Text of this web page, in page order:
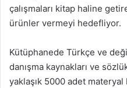
çalışmaları kitap haline
ürünler vermeyi hedefliyor.
Kütüphanede Türkçe ve
danışma kaynakları ve
yaklaşık 5000 adet